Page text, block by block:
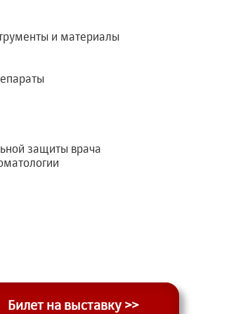
и материалы
защиты врача
Билет на выставку >>